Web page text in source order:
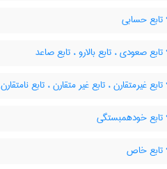
تابع حسابی
تابع صعودی ، تابع بالارو ، تابع صاعد
تابع غیرمتقارن ، تابع غیر متقارن ، تابع نامتقارن
تابع خودهمبستگی
تابع خاص